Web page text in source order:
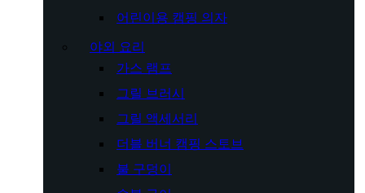
어린이용 캠핑 의자
야외 요리
가스 램프
그릴 브러시
그릴 액세서리
더블 버너 캠핑 스토브
불 구덩이